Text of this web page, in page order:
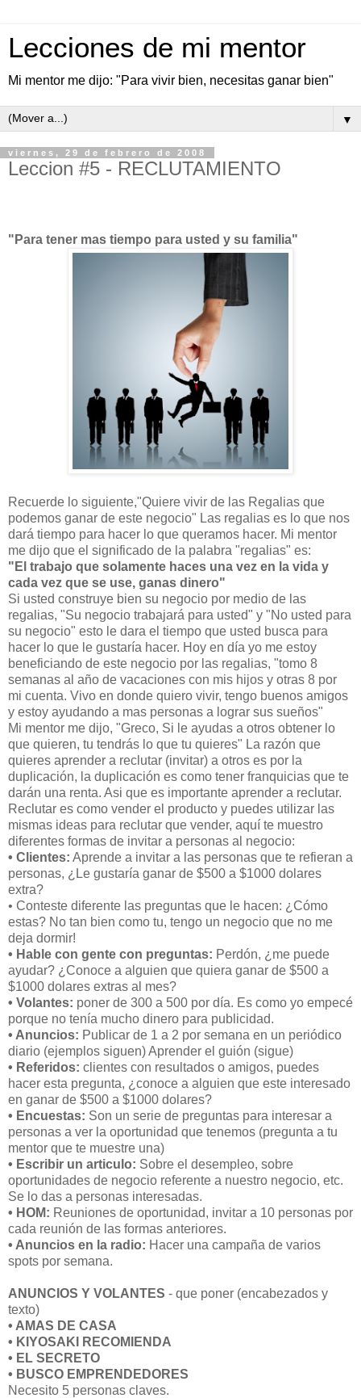
Lecciones de mi mentor
Mi mentor me dijo: "Para vivir bien, necesitas ganar bien"
▼
viernes, 29 de febrero de 2008
Leccion #5 - RECLUTAMIENTO
"Para tener mas tiempo para usted y su familia"
Recuerde lo siguiente,"Quiere vivir de las Regalias que
podemos ganar de este negocio" Las regalias es lo que nos
dará tiempo para hacer lo que queramos hacer. Mi mentor
me dijo que el significado de la palabra "regalias" es:
"El trabajo que solamente haces una vez en la vida y
cada vez que se use, ganas dinero"
Si usted construye bien su negocio por medio de las
regalias, "Su negocio trabajará para usted" y "No usted para
su negocio" esto le dara el tiempo que usted busca para
hacer lo que le gustaría hacer. Hoy en día yo me estoy
beneficiando de este negocio por las regalias, "tomo 8
semanas al año de vacaciones con mis hijos y otras 8 por
mi cuenta. Vivo en donde quiero vivir, tengo buenos amigos
y estoy ayudando a mas personas a lograr sus sueños"
Mi mentor me dijo, "Greco, Si le ayudas a otros obtener lo
que quieren, tu tendrás lo que tu quieres" La razón que
quieres aprender a reclutar (invitar) a otros es por la
duplicación, la duplicación es como tener franquicias que te
darán una renta. Asi que es importante aprender a reclutar.
Reclutar es como vender el producto y puedes utilizar las
mismas ideas para reclutar que vender, aquí te muestro
diferentes formas de invitar a personas al negocio:
• Clientes: Aprende a invitar a las personas que te refieran a
personas, ¿Le gustaría ganar de $500 a $1000 dolares
extra?
• Conteste diferente las preguntas que le hacen: ¿Cómo
estas? No tan bien como tu, tengo un negocio que no me
deja dormir!
• Hable con gente con preguntas: Perdón, ¿me puede
ayudar? ¿Conoce a alguien que quiera ganar de $500 a
$1000 dolares extras al mes?
• Volantes: poner de 300 a 500 por día. Es como yo empecé
porque no tenía mucho dinero para publicidad.
• Anuncios: Publicar de 1 a 2 por semana en un periódico
diario (ejemplos siguen) Aprender el guión (sigue)
• Referidos: clientes con resultados o amigos, puedes
hacer esta pregunta, ¿conoce a alguien que este interesado
en ganar de $500 a $1000 dolares?
• Encuestas: Son un serie de preguntas para interesar a
personas a ver la oportunidad que tenemos (pregunta a tu
mentor que te muestre una)
• Escribir un articulo: Sobre el desempleo, sobre
oportunidades de negocio referente a nuestro negocio, etc.
Se lo das a personas interesadas.
• HOM: Reuniones de oportunidad, invitar a 10 personas por
cada reunión de las formas anteriores.
• Anuncios en la radio: Hacer una campaña de varios
spots por semana.
ANUNCIOS Y VOLANTES - que poner (encabezados y
texto)
• AMAS DE CASA
• KIYOSAKI RECOMIENDA
• EL SECRETO
• BUSCO EMPRENDEDORES
Necesito 5 personas claves.